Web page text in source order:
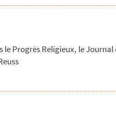
Progrès Religieux, le